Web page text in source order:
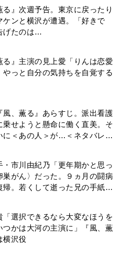
る』次週予告。東京に戻ったり
ケンと横沢が遭遇。「好きで
げたのは…
る』主演の見上愛「りんは恋愛
やっと自分の気持ちを自覚する
風、薫る』あらすじ。派出看護
乗せようと懸命に働く直美。そ
に＜あの人＞が…＜ネタバレあ
・市川由紀乃「更年期かと思っ
巣がん〉だった。９ヵ月の闘病
帰。若くして逝った兄の手紙を
「選択できるなら大変なほうを
つかは大河の主演に」『風、薫
横沢役